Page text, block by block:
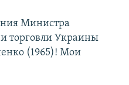
Министра
торговли Украины
(1965)! Мои